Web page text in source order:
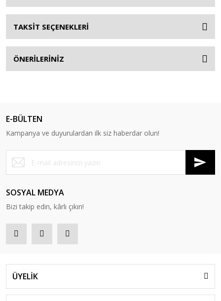
TAKSİT SEÇENEKLERİ
ÖNERİLERİNİZ
E-BÜLTEN
Kampanya ve duyurulardan ilk siz haberdar olun!
SOSYAL MEDYA
Bizi takip edin, kârlı çıkın!
ÜYELİK